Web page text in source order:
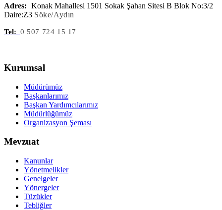
Adres: Konak Mahallesi 1501 Sokak Şahan Sitesi B Blok No:3/2
Daire:Z3 Söke/Aydın
Tel: 0 507 724 15 17
Kurumsal
Müdürümüz
Başkanlarımız
Başkan Yardımcılarımız
Müdürlüğümüz
Organizasyon Şeması
Mevzuat
Kanunlar
Yönetmelikler
Genelgeler
Yönergeler
Tüzükler
Tebliğler